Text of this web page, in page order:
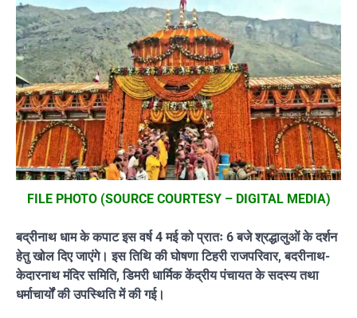
FILE PHOTO (SOURCE COURTESY – DIGITAL MEDIA)
बद्रीनाथ धाम के कपाट इस वर्ष 4 मई को प्रातः 6 बजे श्रद्धालुओं के दर्शन
हेतु खोल दिए जाएंगे। इस तिथि की घोषणा टिहरी राजपरिवार, बदरीनाथ-
केदारनाथ मंदिर समिति, डिमरी धार्मिक केंद्रीय पंचायत के सदस्य तथा
धर्माचार्यों की उपस्थिति में की गई।